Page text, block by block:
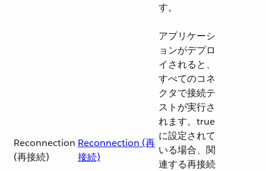
す。
Reconnection
(再接続)
Reconnection (再
接続)
アプリケーシ
ョンがデプロ
イされると、
すべてのコネ
クタで接続テ
ストが実行さ
れます。true
に設定されて
いる場合、関
連する再接続